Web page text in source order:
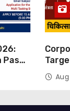
Pass
थोपने